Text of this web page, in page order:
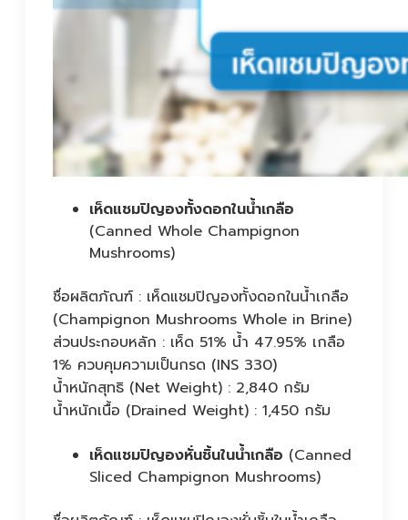
เห็ดแชมปิญองทั้งดอกในน้ำเกลือ
(Canned Whole Champignon
Mushrooms)
ชื่อผลิตภัณฑ์ : เห็ดแชมปิญองทั้งดอกในน้ำเกลือ
(Champignon Mushrooms Whole in Brine)
ส่วนประกอบหลัก : เห็ด 51% น้ำ 47.95% เกลือ
1% ควบคุมความเป็นกรด (INS 330)
น้ำหนักสุทธิ (Net Weight) : 2,840 กรัม
น้ำหนักเนื้อ (Drained Weight) : 1,450 กรัม
เห็ดแชมปิญองหั่นชิ้นในน้ำเกลือ (Canned
Sliced Champignon Mushrooms)